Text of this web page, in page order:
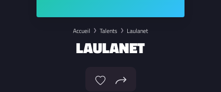
Accueil Talents Laulanet
LAULANET